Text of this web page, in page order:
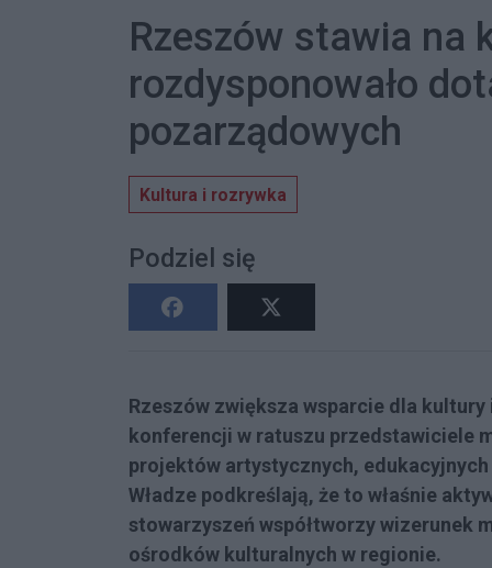
Rzeszów stawia na
rozdysponowało
pozarządowych
Kultura i rozrywka
Podziel się
Rzeszów zwiększa wsparcie dla
konferencji w ratuszu przedstawiciele
projektów artystycznych,
Władze podkreślają, że to właśnie
stowarzyszeń współtworzy wizerunek
ośrodków kulturalnych w regionie.